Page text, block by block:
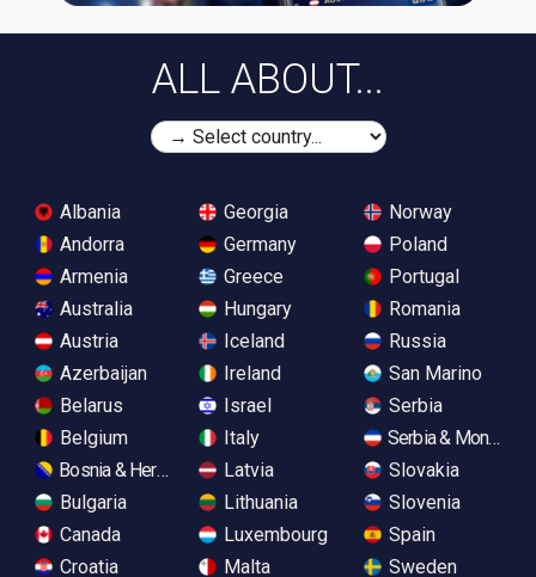
ALL ABOUT...
Albania
Andorra
Armenia
Australia
Austria
Azerbaijan
Belarus
Belgium
Bosnia & Herzegovina
Bulgaria
Canada
Croatia
Georgia
Germany
Greece
Hungary
Iceland
Ireland
Israel
Italy
Latvia
Lithuania
Luxembourg
Malta
Norway
Poland
Portugal
Romania
Russia
San Marino
Serbia
Serbia &
Slovakia
Slovenia
Spain
Sweden